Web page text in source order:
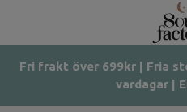
Fri frakt över 699kr | Fria
vardagar |